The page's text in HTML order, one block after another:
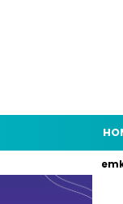
Pemkab